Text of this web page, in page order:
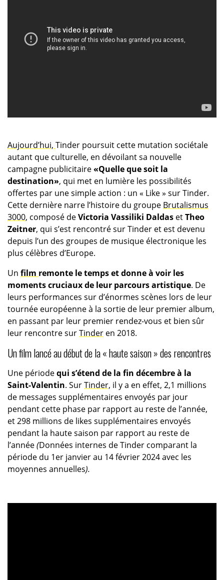
Aujourd’hui, Tinder poursuit cette mutation sociétale
autant que culturelle, en dévoilant sa nouvelle
campagne publicitaire«Quelle que soit la
destination», qui met en lumière les possibilités
offertes par une simple action : un « Like » sur Tinder.
Cette dernière narre l’histoire du groupe Brutalismus
3000, composé deVictoria Vassiliki DaldasetTheo
Zeitner, qui s’est rencontré sur Tinder et est devenu
depuis l’un des groupes de musique électronique les
plus célèbres d’Europe.
Un film remonte le temps et donne à voir les
moments cruciaux de leur parcours artistique. De
leurs performances sur d’énormes scènes lors de leur
tournée européenne à la sortie de leur premier album,
en passant par leur premier rendez-vous et bien sûr
leur rencontre surTinderen 2018.
Un film lancé au début de la « haute saison » des rencontres
Une périodequi s’étend de la fin décembre à la
Saint-Valentin. SurTinder, il y a en effet, 2,1 millions
de messages supplémentaires envoyés par jour
pendant cette phase par rapport au reste de l’année,
et 298 millions de likes supplémentaires envoyés
pendant la haute saison par rapport au reste de
l’année(Données internes de Tinder comparant la
période du 1er janvier au 14 février 2024 avec les
moyennes annuelles).